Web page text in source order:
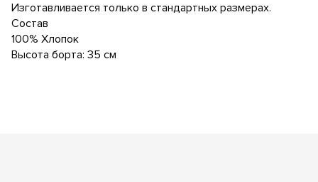
Изготавливается только в стандартных размерах.
Состав
100% Хлопок
Высота борта: 35 см